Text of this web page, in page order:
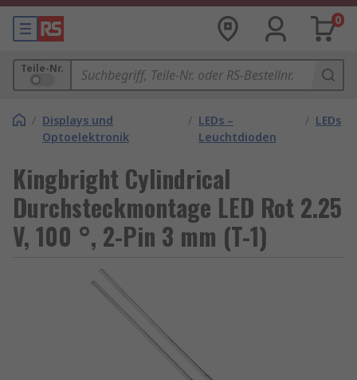
0
Teile-Nr.
/ Displays und
Optoelektronik
/ LEDs –
Leuchtdioden
/ LEDs
Kingbright Cylindrical
Durchsteckmontage LED Rot 2.25
V, 100 °, 2-Pin 3 mm (T-1)